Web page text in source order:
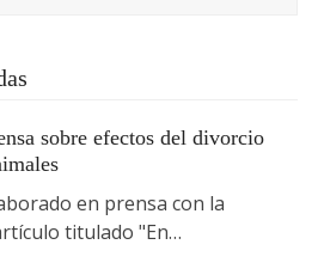
sobre efectos del divorcio
en prensa con la
titulado "En…